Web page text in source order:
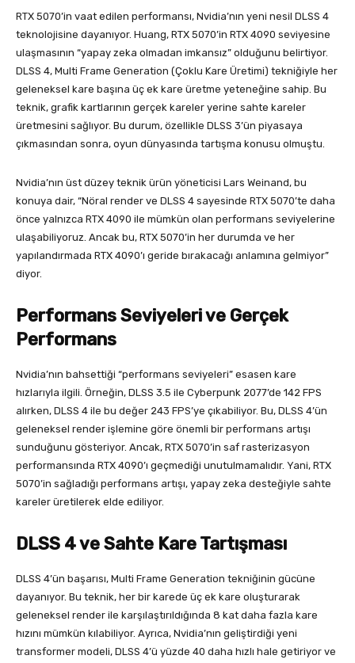
RTX 5070’in vaat edilen performansı, Nvidia’nın yeni nesil DLSS 4
teknolojisine dayanıyor. Huang, RTX 5070’in RTX 4090 seviyesine
ulaşmasının “yapay zeka olmadan imkansız” olduğunu belirtiyor.
DLSS 4, Multi Frame Generation (Çoklu Kare Üretimi) tekniğiyle her
geleneksel kare başına üç ek kare üretme yeteneğine sahip. Bu
teknik, grafik kartlarının gerçek kareler yerine sahte kareler
üretmesini sağlıyor. Bu durum, özellikle DLSS 3’ün piyasaya
çıkmasından sonra, oyun dünyasında tartışma konusu olmuştu.
Nvidia’nın üst düzey teknik ürün yöneticisi Lars Weinand, bu
konuya dair, “Nöral render ve DLSS 4 sayesinde RTX 5070’te daha
önce yalnızca RTX 4090 ile mümkün olan performans seviyelerine
ulaşabiliyoruz. Ancak bu, RTX 5070’in her durumda ve her
yapılandırmada RTX 4090’ı geride bırakacağı anlamına gelmiyor”
diyor.
Performans Seviyeleri ve Gerçek
Performans
Nvidia’nın bahsettiği “performans seviyeleri” esasen kare
hızlarıyla ilgili. Örneğin, DLSS 3.5 ile Cyberpunk 2077’de 142 FPS
alırken, DLSS 4 ile bu değer 243 FPS’ye çıkabiliyor. Bu, DLSS 4’ün
geleneksel render işlemine göre önemli bir performans artışı
sunduğunu gösteriyor. Ancak, RTX 5070’in saf rasterizasyon
performansında RTX 4090’ı geçmediği unutulmamalıdır. Yani, RTX
5070’in sağladığı performans artışı, yapay zeka desteğiyle sahte
kareler üretilerek elde ediliyor.
DLSS 4 ve Sahte Kare Tartışması
DLSS 4’ün başarısı, Multi Frame Generation tekniğinin gücüne
dayanıyor. Bu teknik, her bir karede üç ek kare oluşturarak
geleneksel render ile karşılaştırıldığında 8 kat daha fazla kare
hızını mümkün kılabiliyor. Ayrıca, Nvidia’nın geliştirdiği yeni
transformer modeli, DLSS 4’ü yüzde 40 daha hızlı hale getiriyor ve